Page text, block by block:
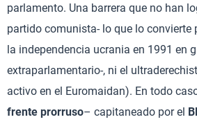
parlamento. Una barrera que no han
partido comunista- lo que lo convierte
la independencia ucrania en 1991 en
extraparlamentario-, ni el
activo en el Euromaidan). En todo
frente prorruso– capitaneado por el